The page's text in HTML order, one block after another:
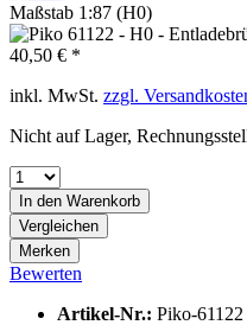
Maßstab 1:87 (H0)
40,50 € *
inkl. MwSt. zzgl.
Nicht auf Lager,
In den Warenkorb
Vergleichen
Merken
Bewerten
Artikel-Nr.: Piko-61122